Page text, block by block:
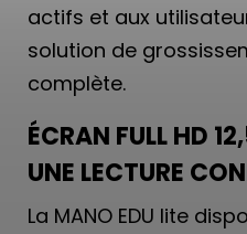
actifs et aux
solution de
complète.
ÉCRAN FULL HD
UNE LECTURE
La MANO EDU lite